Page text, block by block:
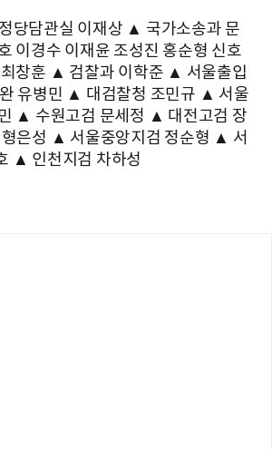
당담관실 이재상 ▲ 국가소송과 문
이경수 이재윤 조성진 홍순형 신호
최창훈 ▲ 검찰과 이학준 ▲ 서울출입
유병민 ▲ 대검찰청 조민규 ▲ 서울
▲ 수원고검 문세정 ▲ 대전고검 장
은성 ▲ 서울중앙지검 정순형 ▲ 서
▲ 인천지검 차하성